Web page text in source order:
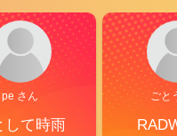
pe さん
して時雨
ごと